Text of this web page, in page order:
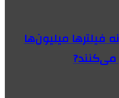
فیلترها میلیون‌ها
می‌کنند?